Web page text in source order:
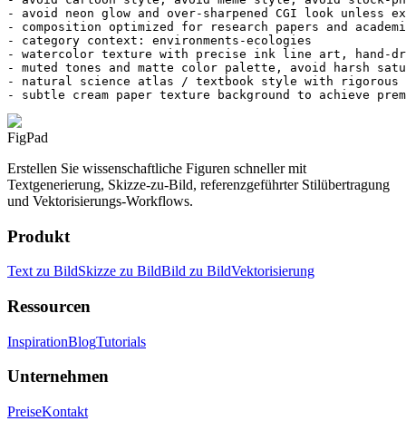
- avoid neon glow and over-sharpened CGI look unless
- composition optimized for research papers and
- category context: environments-ecologies
- watercolor texture with precise ink line art, hand-
- muted tones and matte color palette, avoid harsh
- natural science atlas / textbook style with
- subtle cream paper texture background to achieve
FigPad
Erstellen Sie wissenschaftliche Figuren schneller mit
Textgenerierung, Skizze-zu-Bild, referenzgeführter Stilübertragung
und Vektorisierungs-Workflows.
Produkt
Text zu BildSkizze zu BildBild zu BildVektorisierung
Ressourcen
InspirationBlogTutorials
Unternehmen
PreiseKontakt